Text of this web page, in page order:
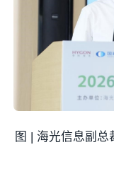
图 | 海光信息副